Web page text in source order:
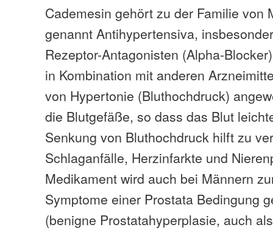
Cademesin gehört zu der Familie von
genannt Antihypertensiva,
Rezeptor-Antagonisten (Alpha-
in Kombination mit anderen
von Hypertonie (Bluthochdruck)
die Blutgefäße, so dass das Blut
Senkung von Bluthochdruck hilft zu
Schlaganfälle, Herzinfarkte und
Medikament wird auch bei Männern
Symptome einer Prostata Bedingung
(benigne Prostatahyperplasie, auch